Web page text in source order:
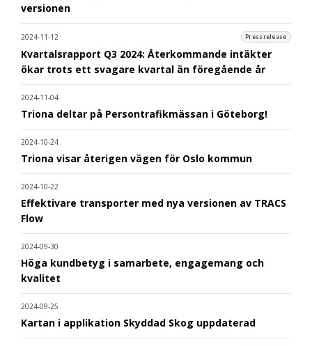
versionen
2024-11-12 Pressrelease
Kvartalsrapport Q3 2024: Återkommande intäkter
ökar trots ett svagare kvartal än föregående år
2024-11-04
Triona deltar på Persontrafikmässan i Göteborg!
2024-10-24
Triona visar återigen vägen för Oslo kommun
2024-10-22
Effektivare transporter med nya versionen av TRACS
Flow
2024-09-30
Höga kundbetyg i samarbete, engagemang och
kvalitet
2024-09-25
Kartan i applikation Skyddad Skog uppdaterad